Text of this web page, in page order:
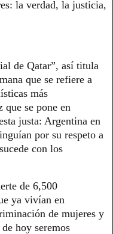
la verdad, la justicia,
de Qatar”, así titula
que se refiere a
más
que se pone en
justa: Argentina en
por su respeto a
con los
de 6,500
ya vivían en
de mujeres y
hoy seremos